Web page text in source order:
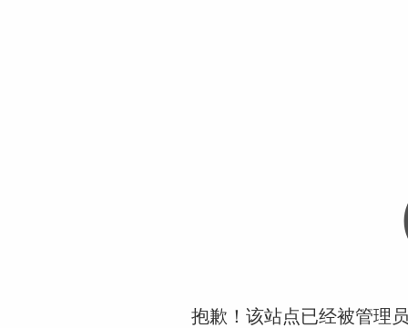
抱歉！该站点已经被管理